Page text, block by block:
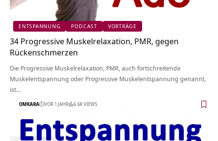
ENTSPANNUNG PODCAST VORTRÄGE
34 Progressive Muskelrelaxation, PMR, gegen
Rückenschmerzen
Die Progressive Muskelrelaxation, PMR, auch fortschreitende
Muskelentspannung oder Progressive Muskelentspannung genannt,
ist…
OMKARA VOR 1 JAHR 6.6K VIEWS